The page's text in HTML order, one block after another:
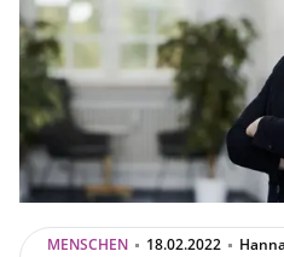
MENSCHEN 18.02.2022